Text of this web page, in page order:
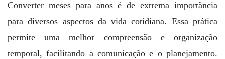
Converter meses para anos é de extrema importância
para diversos aspectos da vida cotidiana. Essa prática
permite uma melhor compreensão e organização
temporal, facilitando a comunicação e o planejamento.